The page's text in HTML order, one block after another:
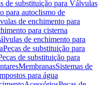
de substituição para Válvulas
para autoclismo de
de enchimento para
para cisterna
de enchimento para
Peças de substituição para
de substituição para
MembranasSistemas de
para água